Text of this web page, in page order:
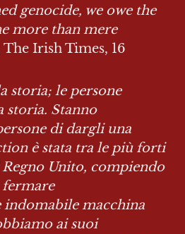
genocide, we owe the
more than mere
Irish Times, 16
storia; le persone
storia. Stanno
di dargli una
è stata tra le più forti
Unito, compiendo
indomabile macchina
ai suoi